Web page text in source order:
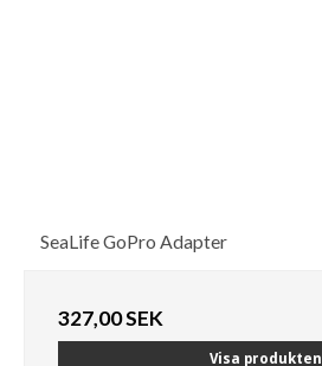
SeaLife GoPro Adapter
327,00 SEK
Visa produkten